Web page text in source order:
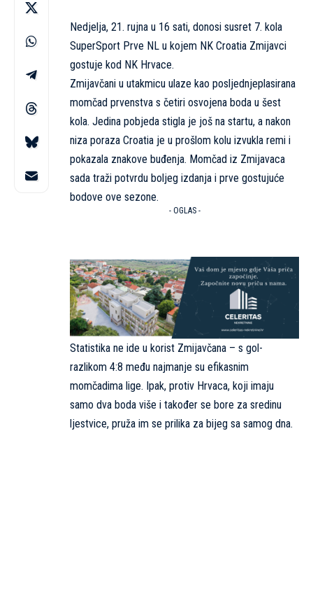
Nedjelja, 21. rujna u 16 sati, donosi susret 7. kola
SuperSport Prve NL u kojem NK Croatia Zmijavci
gostuje kod NK Hrvace.
Zmijavčani u utakmicu ulaze kao posljednjeplasirana
momčad prvenstva s četiri osvojena boda u šest
kola. Jedina pobjeda stigla je još na startu, a nakon
niza poraza Croatia je u prošlom kolu izvukla remi i
pokazala znakove buđenja. Momčad iz Zmijavaca
sada traži potvrdu boljeg izdanja i prve gostujuće
bodove ove sezone.
- OGLAS -
Statistika ne ide u korist Zmijavčana – s gol-
razlikom 4:8 među najmanje su efikasnim
momčadima lige. Ipak, protiv Hrvaca, koji imaju
samo dva boda više i također se bore za sredinu
ljestvice, pruža im se prilika za bijeg sa samog dna.